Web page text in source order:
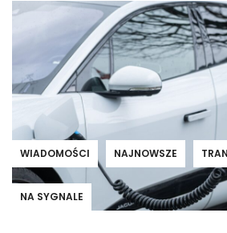
WIADOMOŚCI NAJNOWSZE
NA SYGNALE